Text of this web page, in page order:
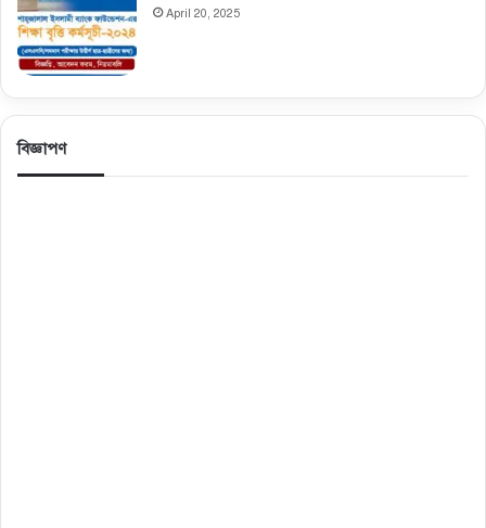
April 20, 2025
বিজ্ঞাপণ